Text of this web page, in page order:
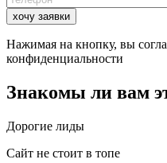
Нажимая на кнопку, вы
конфиденциальности
Знакомы ли вам
Дорогие лиды
Сайт не стоит в топе